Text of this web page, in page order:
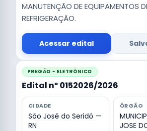
MANUTENÇÃO DE EQUIPAMENTOS
REFRIGERAÇÃO.
Acessar edital
PREGÃO - ELETRÔNICO
Edital nº 0152026/2026
CIDADE
São José do Seridó —
RN
ÓRGÃO
JOSE